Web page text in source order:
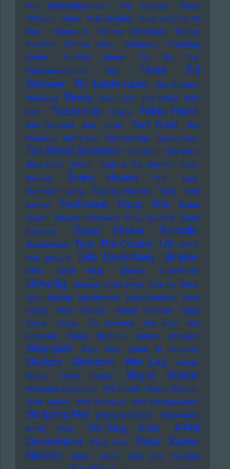
The Wirtschaftswunder
The Zombies
Thees
Uhlmann
Them Thilo Mischke
Thirty Seconds To
Mars
Thomas D Thomas Gottschalk
Thomas
Pynchon
Thomas Stein Thompson
Throbbing
Gristle
Thurston Moore
Tic Tac Toe
Tiefbasskommando TBK
Tikhet
Till
Brönner Till Lindemann
Tim Buckley
Timewarp Timmy Timo Lassy Tina Turner Toby
Keith
Tocotronic Tokens Tokio Hotel
Tom Gerhardt Tom Lehrer Tom Odell
Tom
Robinson Tom T. Hall Tom Tom Club Tommy Cash
Ton Steine Scherben Toni Krahl Tony Allen
Tony Krahl
Tony-L Toots & The Maytals
Torch
Tortoise
Toten Hosen Toto
Toya
Transvision Vamp
Traveling Wilburys Travis
Trent
Reznor
Trettmann Tricky Trio
Tristan
Brusch Tristwch Y Fenywod Trojan Records Tunde
Adebimpe
Tupac Shakur Turnstile
Tuxedomoon Tyler The Creator U2
UB40
Udo Jürgens
Udo Lindenberg Ukraine
UKW Ulrich Tukur Ultravox Underworld
Unheilig Unionen Uriah Heep
USA for Africa
Uschi Brüning Van Morrison Vicky Leandros Vince
Clarke
Vince Staples Violent Femmes
Virgin
Steele
Visage Viv Albertine Von Spar
Von
Südenfed
Walker Brothers Wanda Warpaint
Watergate Web Web Weird Al Yankovic
WeJazz Westbam Wet Leg
Wham
Wham!
White Stripes Wiglaf Droste
Wildecker Herzbuben Will Ferrell
William Shatner
Willie Nelson
Wolf Biermann Wolf Wondratschek
Wolfgang Flür Wolfgang Zechner
Woodstock
World Party
Wu-Tang Clan
X-Mal
Deutschland
X-Ray Spex Xatar Xavier
Naidoo
Yassin Yeule Yoko Ono
Yousuke